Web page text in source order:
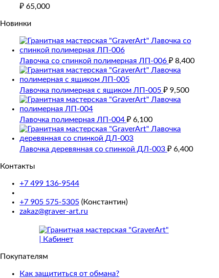
₽ 65,000
Новинки
Лавочка со спинкой полимерная ЛП-006 ₽ 8,400
Лавочка полимерная с ящиком ЛП-005 ₽ 9,500
Лавочка полимерная ЛП-004 ₽ 6,100
Лавочка деревянная со спинкой ДЛ-003 ₽ 6,400
Контакты
+7 499 136-9544
+7 905 575-5305 (Константин)
zakaz@graver-art.ru
Покупателям
Как защититься от обмана?